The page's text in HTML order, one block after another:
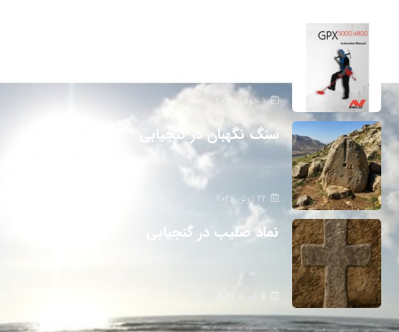
7 جولای 2026
سنگ نگهبان در گنجیابی
22 ژوئن 2026
نماد صلیب در گنجیابی